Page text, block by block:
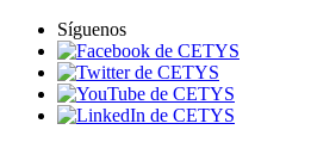
Síguenos